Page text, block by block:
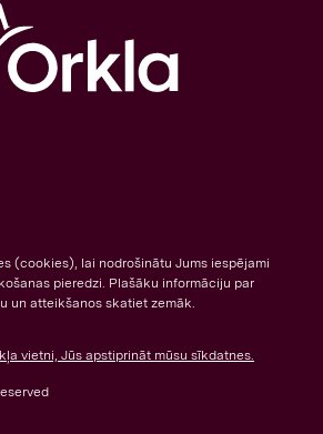
(cookies), lai nodrošinātu Jums iespējami
pieredzi. Plašāku informāciju par
un atteikšanos skatiet zemāk.
vietni, Jūs apstiprināt mūsu sīkdatnes.